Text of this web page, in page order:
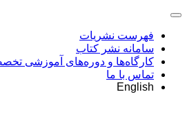
فهرست نشریات
سامانه نشر کتاب
کارگاه‌ها و دوره‌های آموزشی
تماس با ما
English